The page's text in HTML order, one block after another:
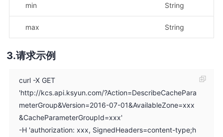
min String
max String
请求示例
curl -X GET
'http://kcs.api.ksyun.com/?Action=DescribeCachePara
meterGroup&Version=2016-07-01&AvailableZone=xxx
&CacheParameterGroupId=xxx'
-H 'authorization: xxx, SignedHeaders=content-type;h